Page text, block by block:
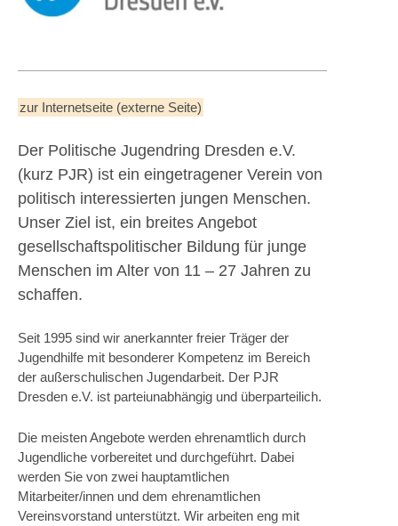
zur Internetseite (externe Seite)
Der Politische Jugendring Dresden e.V.
(kurz PJR) ist ein eingetragener Verein von
politisch interessierten jungen Menschen.
Unser Ziel ist, ein breites Angebot
gesellschaftspolitischer Bildung für junge
Menschen im Alter von 11 – 27 Jahren zu
schaffen.
Seit 1995 sind wir anerkannter freier Träger der
Jugendhilfe mit besonderer Kompetenz im Bereich
der außerschulischen Jugendarbeit. Der PJR
Dresden e.V. ist parteiunabhängig und überparteilich.
Die meisten Angebote werden ehrenamtlich durch
Jugendliche vorbereitet und durchgeführt. Dabei
werden Sie von zwei hauptamtlichen
Mitarbeiter/innen und dem ehrenamtlichen
Vereinsvorstand unterstützt. Wir arbeiten eng mit